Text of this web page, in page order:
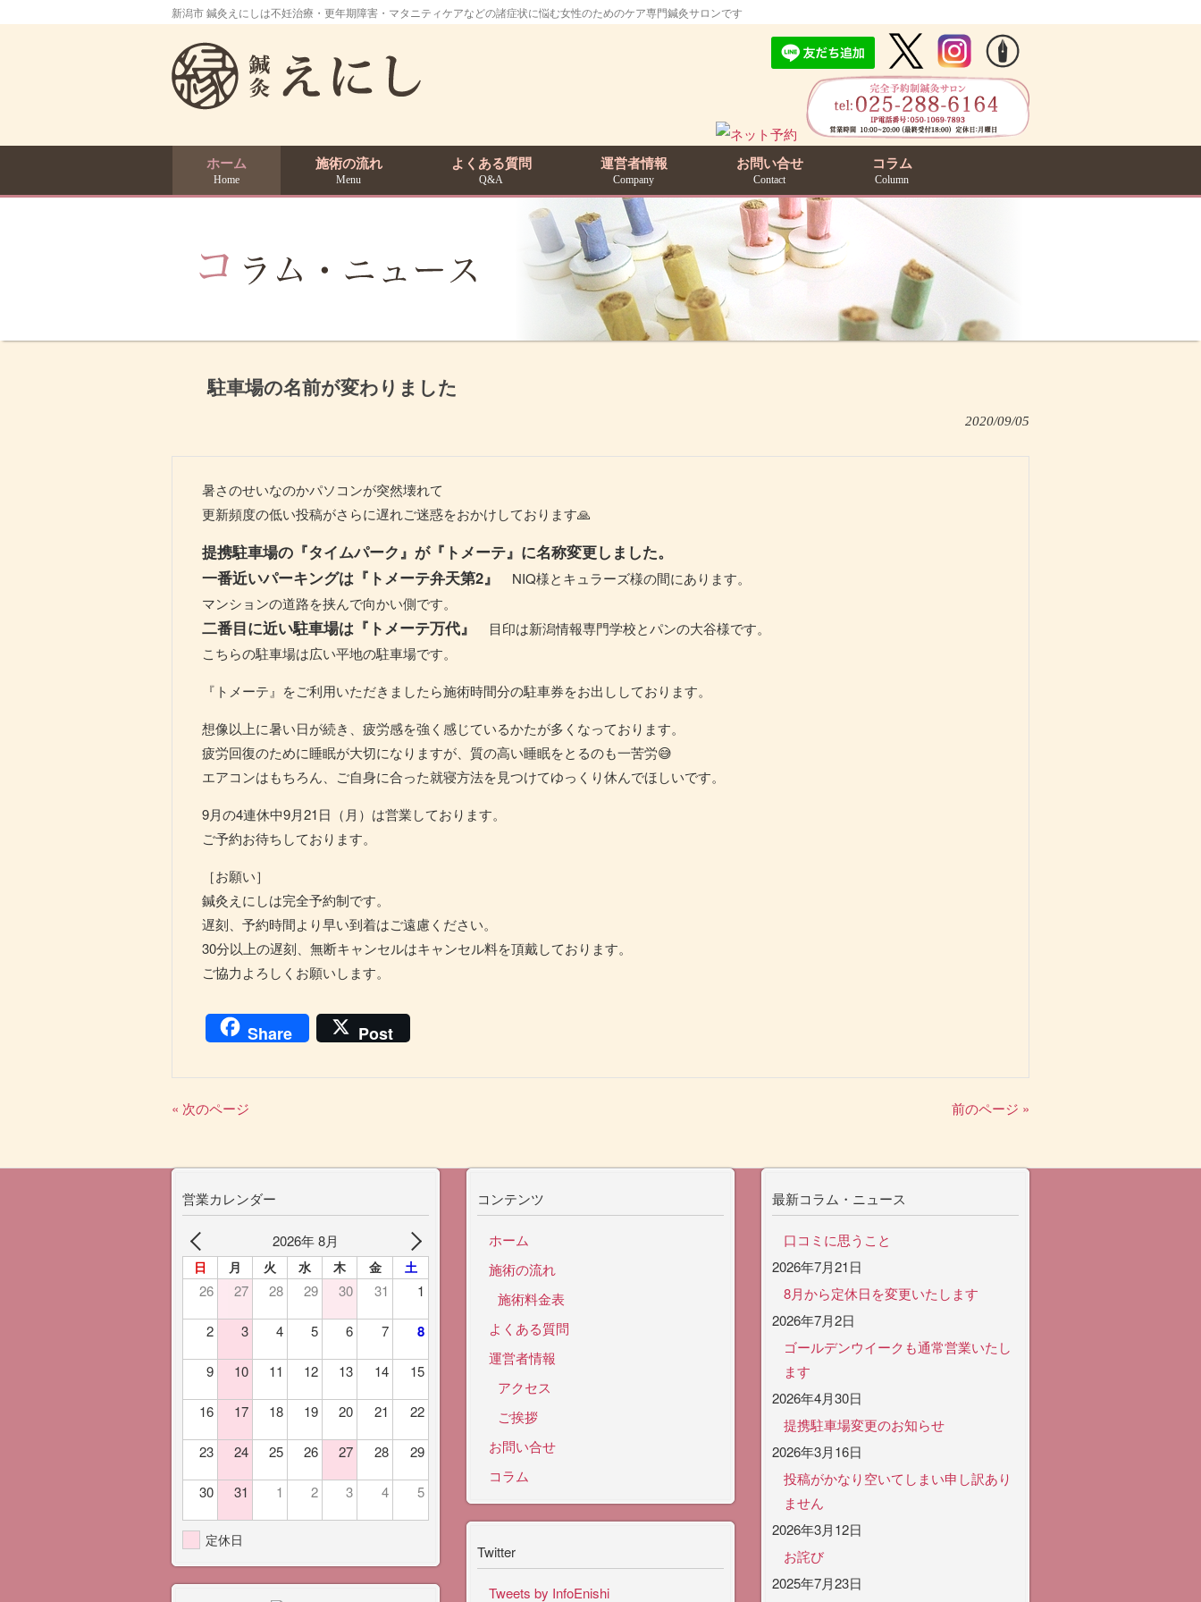
新潟市 鍼灸えにしは不妊治療・更年期障害・マタニティケアなどの諸症状に悩む女性のためのケア専門鍼灸サロンです
ホーム
Home
施術の流れ
Menu
よくある質問
Q&A
運営者情報
Company
お問い合せ
Contact
コラム
Column
駐車場の名前が変わりました
2020/09/05
暑さのせいなのかパソコンが突然壊れて
更新頻度の低い投稿がさらに遅れご迷惑をおかけしております🙏
提携駐車場の『タイムパーク』が『トメーテ』に名称変更しました。
一番近いパーキングは『トメーテ弁天第2』
NIQ様とキュラーズ様の間にあります。
マンションの道路を挟んで向かい側です。
二番目に近い駐車場は『トメーテ万代』
目印は新潟情報専門学校とパンの大谷様です。
こちらの駐車場は広い平地の駐車場です。
『トメーテ』をご利用いただきましたら施術時間分の駐車券をお出ししております。
想像以上に暑い日が続き、疲労感を強く感じているかたが多くなっております。
疲労回復のために睡眠が大切になりますが、質の高い睡眠をとるのも一苦労😅
エアコンはもちろん、ご自身に合った就寝方法を見つけてゆっくり休んでほしいです。
9月の4連休中9月21日（月）は営業しております。
ご予約お待ちしております。
［お願い］
鍼灸えにしは完全予約制です。
遅刻、予約時間より早い到着はご遠慮ください。
30分以上の遅刻、無断キャンセルはキャンセル料を頂戴しております。
ご協力よろしくお願いします。
Share Post
« 次のページ 前のページ »
営業カレンダー
2026年 8月
日 月 火 水 木 金 土
26 27 28 29 30 31 1
2 3 4 5 6 7 8
9 10 11 12 13 14 15
16 17 18 19 20 21 22
23 24 25 26 27 28 29
30 31 1 2 3 4 5
定休日
コンテンツ
ホーム
施術の流れ
施術料金表
よくある質問
運営者情報
アクセス
ご挨拶
お問い合せ
コラム
Twitter
Tweets by InfoEnishi
最新コラム・ニュース
口コミに思うこと
2026年7月21日
8月から定休日を変更いたします
2026年7月2日
ゴールデンウイークも通常営業いたし
ます
2026年4月30日
提携駐車場変更のお知らせ
2026年3月16日
投稿がかなり空いてしまい申し訳あり
ません
2026年3月12日
お詫び
2025年7月23日